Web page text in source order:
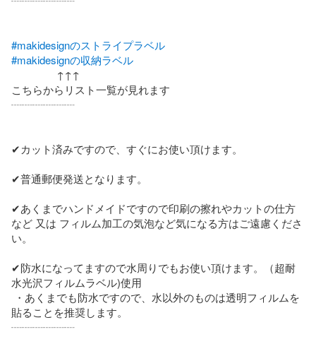
#makidesignのストライプラベル
#makidesignの収納ラベル
こちらからリスト一覧が見れます
┈┈┈┈┈┈
✔カット済みですので、すぐにお使い頂けます。
✔普通郵便発送となります。
✔あくまでハンドメイドですので印刷の擦れやカットの仕方
など 又は フィルム加工の気泡など気になる方はご遠慮くださ
い。
✔防水になってますので水周りでもお使い頂けます。（超耐
水光沢フィルムラベル)使用
貼ることを推奨します。
┈┈┈┈┈┈